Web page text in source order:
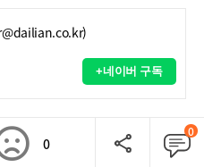
+네이버 구독
0
0